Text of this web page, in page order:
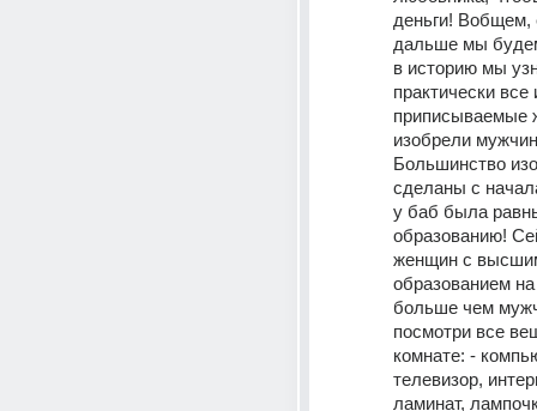
деньги! Вобщем,
дальше мы
в историю мы
практически все
приписываемые
изобрели
Большинство
сделаны с
у баб была
образованию!
женщин с
образованием
больше чем
посмотри все
комнате: -
телевизор,
ламинат,